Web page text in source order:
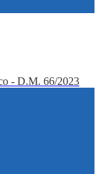
- D.M. 66/2023